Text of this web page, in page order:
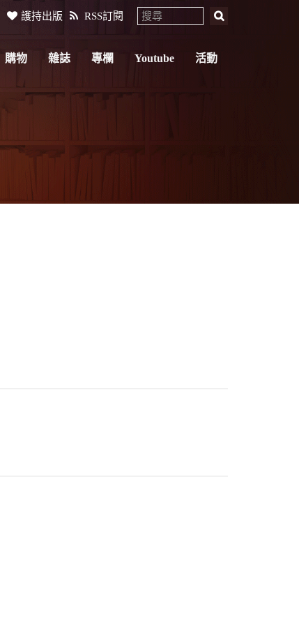
護持出版 RSS訂閱
購物 雜誌 專欄 Youtube 活動